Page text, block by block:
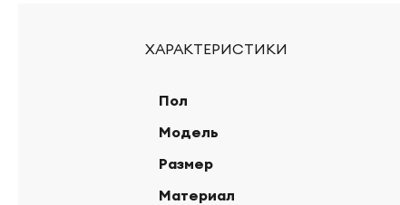
ХАРАКТЕРИСТИКИ
Пол
Модель
Размер
Материал